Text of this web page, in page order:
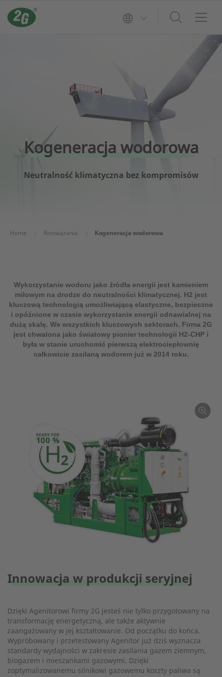
Kogeneracja wodorowa
Neutralność klimatyczna bez kompromisów
Home Rozwiązania Kogeneracja wodorowa
Wykorzystanie wodoru jako źródła energii jest kamieniem
milowym na drodze do neutralności klimatycznej. H2 jest
kluczową technologią umożliwiającą elastyczne, bezpieczne
i opóźnione w czasie wykorzystanie energii odnawialnej na
dużą skalę. We wszystkich kluczowych sektorach. Firma 2G
jest chwalona jako światowy pionier technologii H2-CHP i
była w stanie uruchomić pierwszą elektrociepłownię
całkowicie zasilaną wodorem już w 2014 roku.
Innowacja w produkcji seryjnej
Dzięki Agenitorowi firmy 2G jesteś nie tylko przygotowany na
transformację energetyczną, ale także aktywnie
zaangażowany w jej kształtowanie. Od początku do końca.
Wypróbowany i przetestowany Agenitor już dziś wyznacza
standardy wydajności w zakresie zasilania gazem ziemnym,
biogazem i mieszankami gazowymi. Dzięki
zoptymalizowanemu silnikowi gazowemu koszty paliwa są